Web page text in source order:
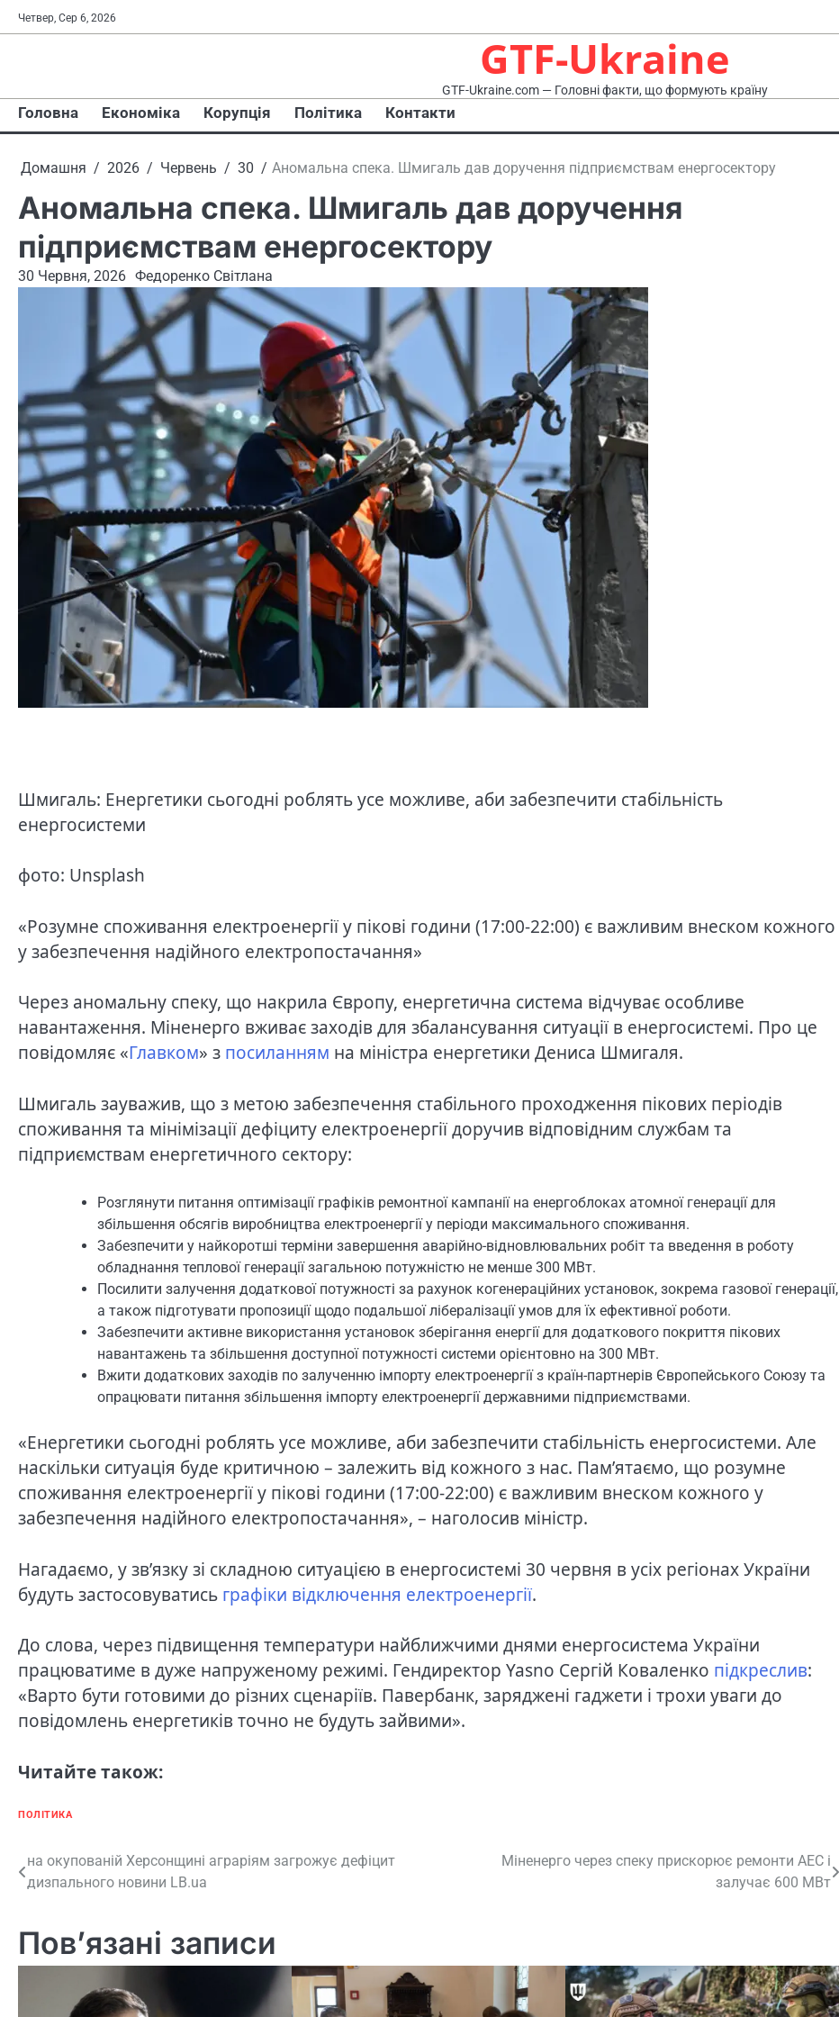
Перейти
до
Четвер, Сер 6, 2026
GTF-Ukraine
GTF-Ukraine.com — Головні факти, що формують країну
Головна Економіка Корупція Політика Контакти
Домашня 2026 Червень 30 Аномальна спека. Шмигаль дав доручення підприємствам енергосектору
Аномальна спека. Шмигаль дав доручення
підприємствам енергосектору
30 Червня, 2026 Федоренко Світлана
Шмигаль: Енергетики сьогодні роблять усе можливе, аби забезпечити стабільність
енергосистеми
фото: Unsplash
«Розумне споживання електроенергії у пікові години (17:00-22:00) є важливим внеском кожного
у забезпечення надійного електропостачання»
Через аномальну спеку, що накрила Європу, енергетична система відчуває особливе
навантаження. Міненерго вживає заходів для збалансування ситуації в енергосистемі. Про це
повідомляє «Главком» з посиланням на міністра енергетики Дениса Шмигаля.
Шмигаль зауважив, що з метою забезпечення стабільного проходження пікових періодів
споживання та мінімізації дефіциту електроенергії доручив відповідним службам та
підприємствам енергетичного сектору:
Розглянути питання оптимізації графіків ремонтної кампанії на енергоблоках атомної генерації для
збільшення обсягів виробництва електроенергії у періоди максимального споживання.
Забезпечити у найкоротші терміни завершення аварійно-відновлювальних робіт та введення в роботу
обладнання теплової генерації загальною потужністю не менше 300 МВт.
Посилити залучення додаткової потужності за рахунок когенераційних установок, зокрема газової генерації,
а також підготувати пропозиції щодо подальшої лібералізації умов для їх ефективної роботи.
Забезпечити активне використання установок зберігання енергії для додаткового покриття пікових
навантажень та збільшення доступної потужності системи орієнтовно на 300 МВт.
Вжити додаткових заходів по залученню імпорту електроенергії з країн-партнерів Європейського Союзу та
опрацювати питання збільшення імпорту електроенергії державними підприємствами.
«Енергетики сьогодні роблять усе можливе, аби забезпечити стабільність енергосистеми. Але
наскільки ситуація буде критичною – залежить від кожного з нас. Памʼятаємо, що розумне
споживання електроенергії у пікові години (17:00-22:00) є важливим внеском кожного у
забезпечення надійного електропостачання», – наголосив міністр.
Нагадаємо, у зв’язку зі складною ситуацією в енергосистемі 30 червня в усіх регіонах України
будуть застосовуватись графіки відключення електроенергії.
До слова, через підвищення температури найближчими днями енергосистема України
працюватиме в дуже напруженому режимі. Гендиректор Yasno Сергій Коваленко підкреслив:
«Варто бути готовими до різних сценаріїв. Павербанк, заряджені гаджети і трохи уваги до
повідомлень енергетиків точно не будуть зайвими».
Читайте також:
ПОЛІТИКА
Навігація
записів
на окупованій Херсонщині аграріям загрожує дефіцит
дизпального новини LB.ua
Міненерго через спеку прискорює ремонти АЕС і
залучає 600 МВт
Пов’язані записи